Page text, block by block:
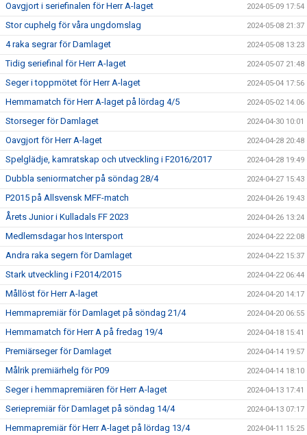
Oavgjort i seriefinalen för Herr A-laget 2024-05-09 17:54
Stor cuphelg för våra ungdomslag 2024-05-08 21:37
4 raka segrar för Damlaget 2024-05-08 13:23
Tidig seriefinal för Herr A-laget 2024-05-07 21:48
Seger i toppmötet för Herr A-laget 2024-05-04 17:56
Hemmamatch för Herr A-laget på lördag 4/5 2024-05-02 14:06
Storseger för Damlaget 2024-04-30 10:01
Oavgjort för Herr A-laget 2024-04-28 20:48
Spelglädje, kamratskap och utveckling i F2016/2017 2024-04-28 19:49
Dubbla seniormatcher på söndag 28/4 2024-04-27 15:43
P2015 på Allsvensk MFF-match 2024-04-26 19:43
Årets Junior i Kulladals FF 2023 2024-04-26 13:24
Medlemsdagar hos Intersport 2024-04-22 22:08
Andra raka segern för Damlaget 2024-04-22 15:37
Stark utveckling i F2014/2015 2024-04-22 06:44
Mållöst för Herr A-laget 2024-04-20 14:17
Hemmapremiär för Damlaget på söndag 21/4 2024-04-20 06:55
Hemmamatch för Herr A på fredag 19/4 2024-04-18 15:41
Premiärseger för Damlaget 2024-04-14 19:57
Målrik premiärhelg för P09 2024-04-14 18:10
Seger i hemmapremiären för Herr A-laget 2024-04-13 17:41
Seriepremiär för Damlaget på söndag 14/4 2024-04-13 07:17
Hemmapremiär för Herr A-laget på lördag 13/4 2024-04-11 15:25